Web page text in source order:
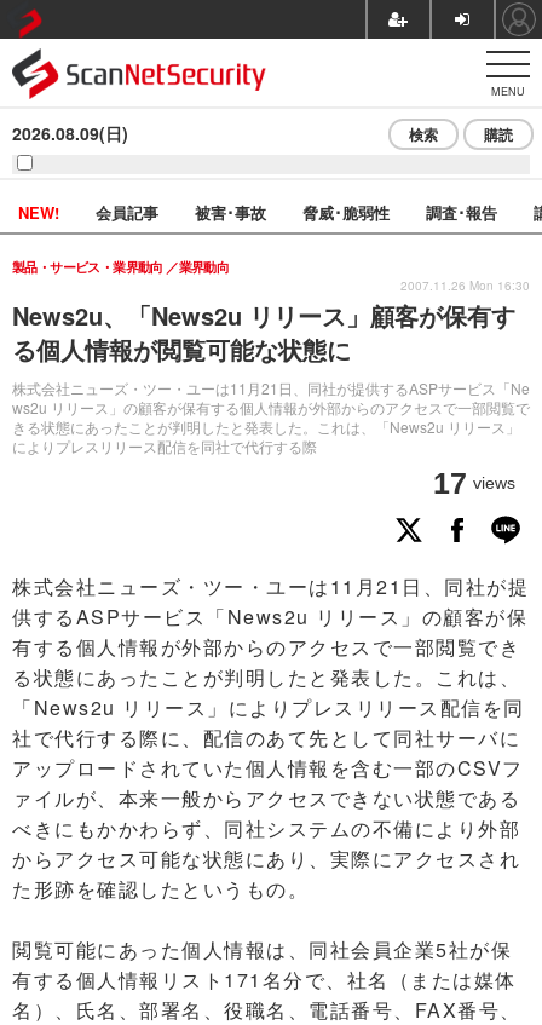
MENU
2026.08.09(日) 検索 購読
NEW! 会員記事 被害･事故 脅威･脆弱性 調査･報告
News2u、「News2u リリース」顧客が保有す
る個人情報が閲覧可能な状態に
株式会社ニューズ・ツー・ユーは11月21日、同社が提供するASPサービス「Ne
ws2u リリース」の顧客が保有する個人情報が外部からのアクセスで一部閲覧で
きる状態にあったことが判明したと発表した。これは、「News2u リリース」
によりプレスリリース配信を同社で代行する際
製品・サービス・業界動向 業界動向
17 views
2007.11.26 Mon 16:30
株式会社ニューズ・ツー・ユーは11月21日、同社が提
供するASPサービス「News2u リリース」の顧客が保
有する個人情報が外部からのアクセスで一部閲覧でき
る状態にあったことが判明したと発表した。これは、
「News2u リリース」によりプレスリリース配信を同
社で代行する際に、配信のあて先として同社サーバに
アップロードされていた個人情報を含む一部のCSVフ
ァイルが、本来一般からアクセスできない状態である
べきにもかかわらず、同社システムの不備により外部
からアクセス可能な状態にあり、実際にアクセスされ
た形跡を確認したというもの。
閲覧可能にあった個人情報は、同社会員企業5社が保
有する個人情報リスト171名分で、社名（または媒体
名）、氏名、部署名、役職名、電話番号、FAX番号、